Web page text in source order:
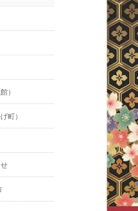
）
町）